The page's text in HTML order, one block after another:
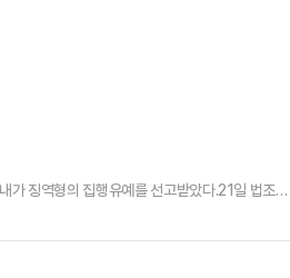
가 징역형의 집행유예를 선고받았다.21일 법조계
년 11월 사망)와 동거를 시작한 뒤 2021년 2